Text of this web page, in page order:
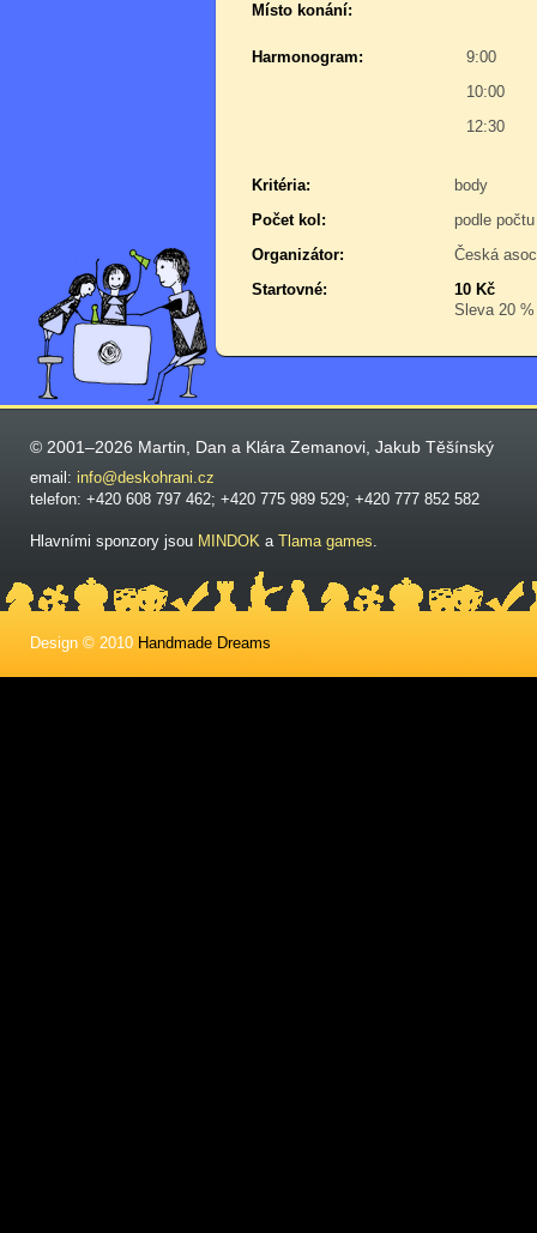
Místo konání:
Harmonogram:
9:00
10:00
12:30
Kritéria:
body
Počet kol:
podle
Organizátor:
Česká
Startovné:
10 Kč
Sleva 20
© 2001–2026 Martin, Dan a Klára Zemanovi, Jakub Těšínský
email: info@deskohrani.cz
telefon: +420 608 797 462; +420 775 989 529; +420 777 852 582
Hlavními sponzory jsou MINDOK a Tlama games.
Design © 2010 Handmade Dreams